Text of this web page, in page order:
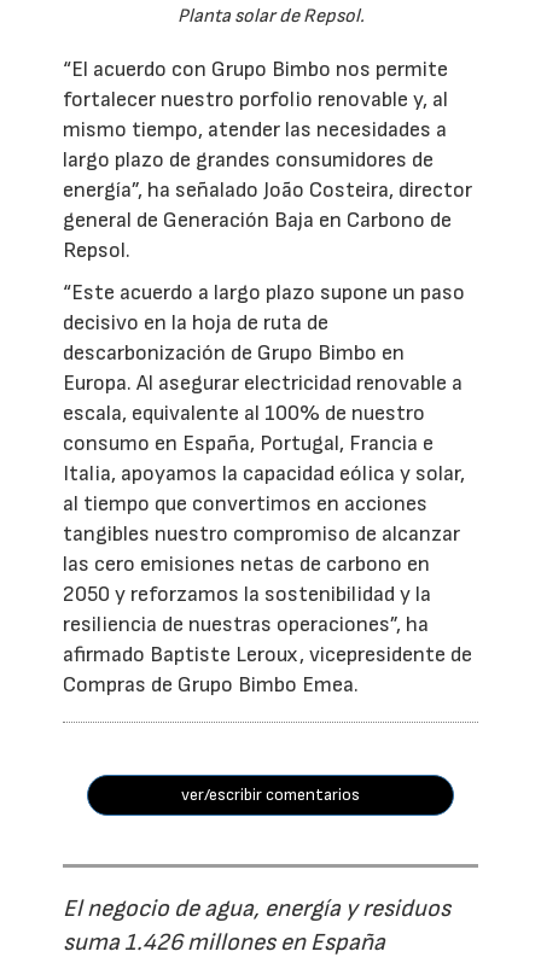
Planta solar de Repsol.
“El acuerdo con Grupo Bimbo nos permite
fortalecer nuestro porfolio renovable y, al
mismo tiempo, atender las necesidades a
largo plazo de grandes consumidores de
energía”, ha señalado João Costeira, director
general de Generación Baja en Carbono de
Repsol.
“Este acuerdo a largo plazo supone un paso
decisivo en la hoja de ruta de
descarbonización de Grupo Bimbo en
Europa. Al asegurar electricidad renovable a
escala, equivalente al 100% de nuestro
consumo en España, Portugal, Francia e
Italia, apoyamos la capacidad eólica y solar,
al tiempo que convertimos en acciones
tangibles nuestro compromiso de alcanzar
las cero emisiones netas de carbono en
2050 y reforzamos la sostenibilidad y la
resiliencia de nuestras operaciones”, ha
afirmado Baptiste Leroux, vicepresidente de
Compras de Grupo Bimbo Emea.
ver/escribir comentarios
El negocio de agua, energía y residuos
suma 1.426 millones en España